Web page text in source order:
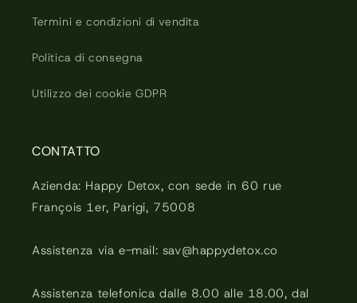
Termini e condizioni di vendita
Politica di consegna
Utilizzo dei cookie GDPR
CONTATTO
Azienda: Happy Detox, con sede in 60 rue
François 1er, Parigi, 75008
Assistenza via e-mail: sav@happydetox.co
Assistenza telefonica dalle 8.00 alle 18.00, dal